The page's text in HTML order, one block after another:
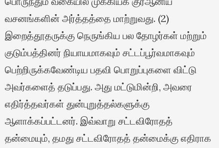
வசனங்களின் அர்த்தத்தை மாற்றுவது. (2)
இறைத்தூதருக்கு நெருங்கிய பல தோழர்கள் மற்றும்
குடும்பத்தினர் நியாயமாகவும் சட்டப்பூர்வமாகவும்
பெற்றிருக்கவேண்டிய பதவி பொறுப்புகளை விட்டு
அவர்களைத் தடுப்பது. அது மட்டுமின்றி, அவரை
எதிர்த்தவர்கள் துன்புறுத்தல்களுக்கு
ஆளாக்கப்பட்டனர். இவ்வாறு சட்டவிரோதத்
தன்மையும், தமது சட்டவிரோதத் தன்மைக்கு எதிராக